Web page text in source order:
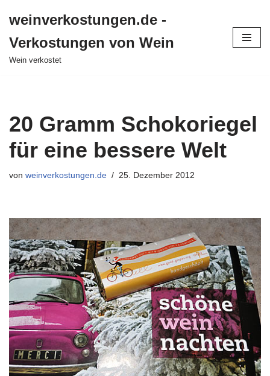
Inhalt
springen
weinverkostungen.de -
Verkostungen von Wein
Wein verkostet
20 Gramm Schokoriegel
für eine bessere Welt
von weinverkostungen.de 25. Dezember 2012